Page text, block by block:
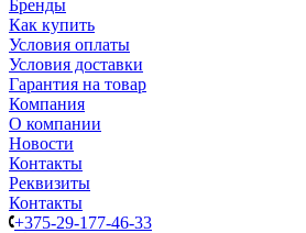
Бренды
Как купить
Условия оплаты
Условия доставки
Гарантия на товар
Компания
О компании
Новости
Контакты
Реквизиты
Контакты
+375-29-177-46-33